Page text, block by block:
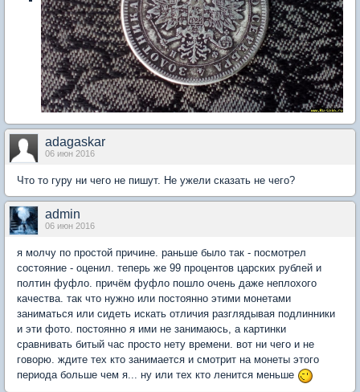
adagaskar
06 июн 2016
Что то гуру ни чего не пишут. Не ужели сказать не чего?
admin
06 июн 2016
я молчу по простой причине. раньше было так - посмотрел
состояние - оценил. теперь же 99 процентов царских рублей и
полтин фуфло. причём фуфло пошло очень даже неплохого
качества. так что нужно или постоянно этими монетами
заниматься или сидеть искать отличия разглядывая подлинники
и эти фото. постоянно я ими не занимаюсь, а картинки
сравнивать битый час просто нету времени. вот ни чего и не
говорю. ждите тех кто занимается и смотрит на монеты этого
периода больше чем я... ну или тех кто ленится меньше